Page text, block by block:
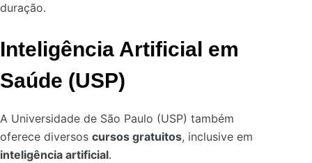
duração.
Inteligência Artificial em
Saúde (USP)
A Universidade de São Paulo (USP) também
oferece diversos cursos gratuitos, inclusive em
inteligência artificial.